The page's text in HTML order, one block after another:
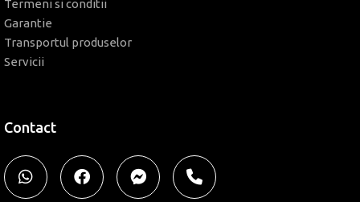
Termeni si conditii
Garantie
Transportul produselor
Servicii
Contact